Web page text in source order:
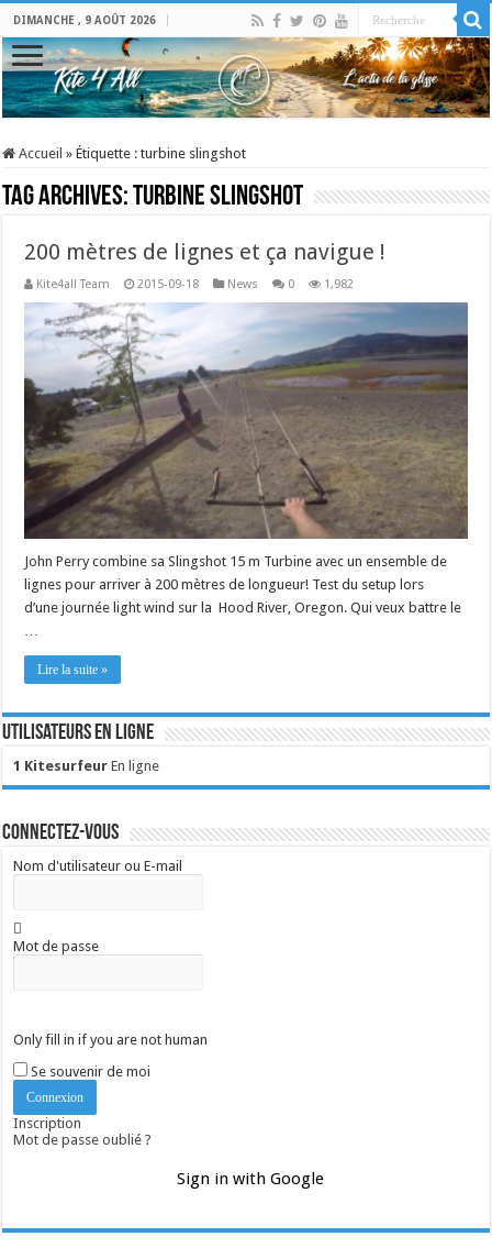
DIMANCHE , 9 AOÛT 2026
Accueil » Étiquette :turbine slingshot
Tag Archives:turbine slingshot
200 mètres de lignes et ça navigue !
Kite4all Team 2015-09-18 News 0 1,982
John Perry combine sa Slingshot 15 m Turbine avec un ensemble de
lignes pour arriver à 200 mètres de longueur! Test du setup lors
d’une journée light wind sur la Hood River, Oregon. Qui veux battre le
Lire la suite »
Utilisateurs en ligne
1 Kitesurfeur En ligne
Connectez-vous
Nom d'utilisateur ou E-mail
Mot de passe
Only fill in if you are not human
Se souvenir de moi
Inscription
Mot de passe oublié ?
Sign in with Google